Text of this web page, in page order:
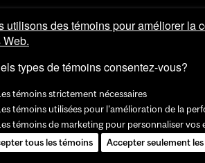
utilisons des témoins pour améliorer la
types de témoins consentez-vous?
témoins strictement nécessaires
témoins utilisées pour l'amélioration de la
témoins de marketing pour personnaliser vos
tous les témoins
Accepter seulement